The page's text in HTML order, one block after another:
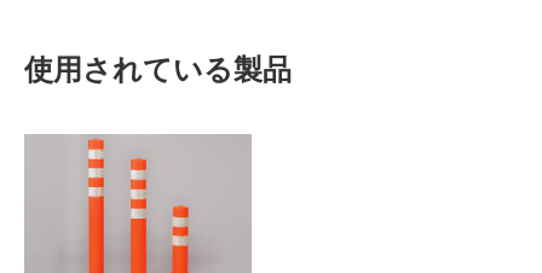
使用されている製品